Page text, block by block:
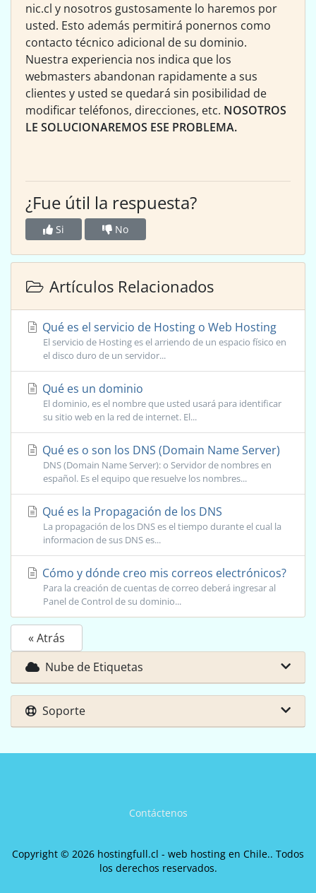
nic.cl y nosotros gustosamente lo haremos por
usted. Esto además permitirá ponernos como
contacto técnico adicional de su dominio.
Nuestra experiencia nos indica que los
webmasters abandonan rapidamente a sus
clientes y usted se quedará sin posibilidad de
modificar teléfonos, direcciones, etc. NOSOTROS
LE SOLUCIONAREMOS ESE PROBLEMA.
¿Fue útil la respuesta?
Si No
Artículos Relacionados
Qué es el servicio de Hosting o Web Hosting
El servicio de Hosting es el arriendo de un espacio físico en
el disco duro de un servidor...
Qué es un dominio
El dominio, es el nombre que usted usará para identificar
su sitio web en la red de internet. El...
Qué es o son los DNS (Domain Name Server)
DNS (Domain Name Server): o Servidor de nombres en
español. Es el equipo que resuelve los nombres...
Qué es la Propagación de los DNS
La propagación de los DNS es el tiempo durante el cual la
informacion de sus DNS es...
Cómo y dónde creo mis correos electrónicos?
Para la creación de cuentas de correo deberá ingresar al
Panel de Control de su dominio...
« Atrás
Nube de Etiquetas
Soporte
Contáctenos
Copyright © 2026 hostingfull.cl - web hosting en Chile.. Todos
los derechos reservados.